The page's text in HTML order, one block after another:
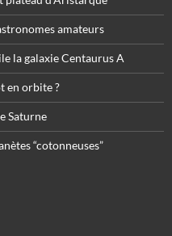
amateurs
la galaxie Centaurus A
en orbite ?
Saturne
“cotonneuses”